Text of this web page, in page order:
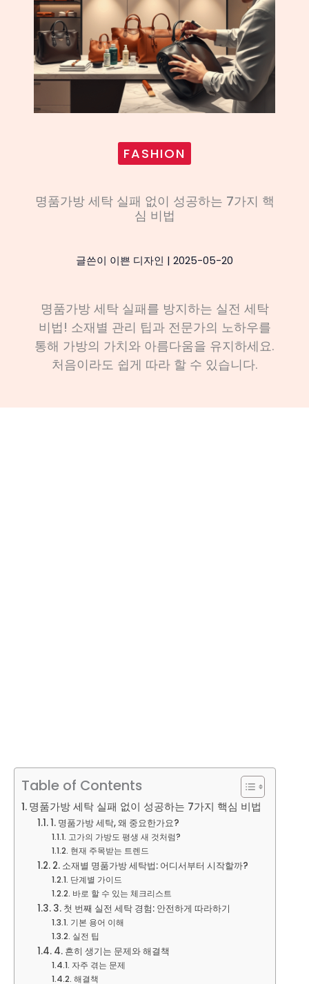
FASHION
명품가방 세탁 실패 없이 성공하는 7가지 핵
심 비법
글쓴이 이쁜 디자인 | 2025-05-20
명품가방 세탁 실패를 방지하는 실전 세탁
비법! 소재별 관리 팁과 전문가의 노하우를
통해 가방의 가치와 아름다움을 유지하세요.
처음이라도 쉽게 따라 할 수 있습니다.
Table of Contents
명품가방 세탁 실패 없이 성공하는 7가지 핵심 비법
1. 명품가방 세탁, 왜 중요한가요?
고가의 가방도 평생 새 것처럼?
현재 주목받는 트렌드
2. 소재별 명품가방 세탁법: 어디서부터 시작할까?
단계별 가이드
바로 할 수 있는 체크리스트
3. 첫 번째 실전 세탁 경험: 안전하게 따라하기
기본 용어 이해
실전 팁
4. 흔히 생기는 문제와 해결책
자주 겪는 문제
해결책